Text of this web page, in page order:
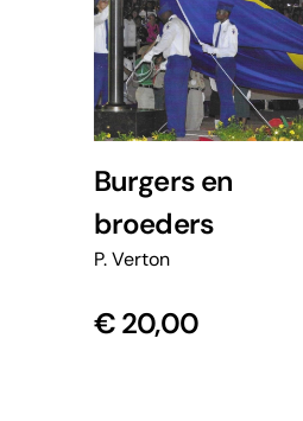
Burgers en
broeders
P. Verton
€20,00